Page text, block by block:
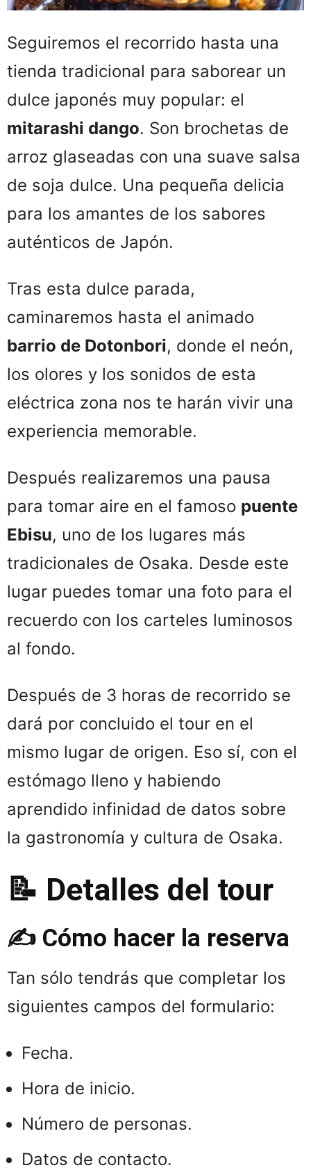
Seguiremos el recorrido hasta una
tienda tradicional para saborear un
dulce japonés muy popular: el
mitarashi dango. Son brochetas de
arroz glaseadas con una suave salsa
de soja dulce. Una pequeña delicia
para los amantes de los sabores
auténticos de Japón.
Tras esta dulce parada,
caminaremos hasta el animado
barrio de Dotonbori, donde el neón,
los olores y los sonidos de esta
eléctrica zona nos te harán vivir una
experiencia memorable.
Después realizaremos una pausa
para tomar aire en el famoso puente
Ebisu, uno de los lugares más
tradicionales de Osaka. Desde este
lugar puedes tomar una foto para el
recuerdo con los carteles luminosos
al fondo.
Después de 3 horas de recorrido se
dará por concluido el tour en el
mismo lugar de origen. Eso sí, con el
estómago lleno y habiendo
aprendido infinidad de datos sobre
la gastronomía y cultura de Osaka.
📝 Detalles del tour
✍️ Cómo hacer la reserva
Tan sólo tendrás que completar los
siguientes campos del formulario:
Fecha.
Hora de inicio.
Número de personas.
Datos de contacto.